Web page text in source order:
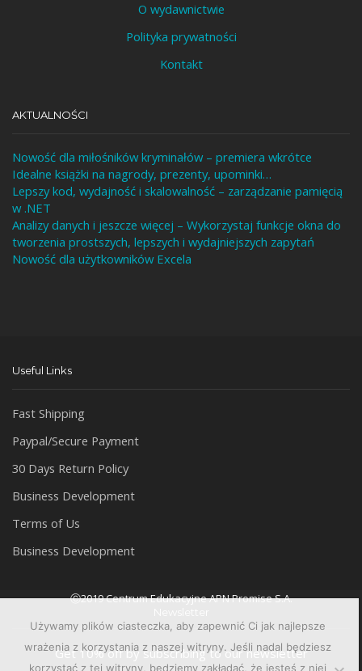
O wydawnictwie
Polityka prywatności
Kontakt
AKTUALNOŚCI
Nowość dla miłośników kryminałów – premiera wkrótce
Idealne książki na nagrody, prezenty, upominki…
Lepszy kod, wydajność i skalowalność – zarządzanie pamięcią
w .NET
Analizy danych i jeszcze więcej – Wykorzystaj funkcje okna do
tworzenia prostszych, lepszych i wydajniejszych zapytań
Nowość dla użytkowników Excela
Useful Links
Fast Shipping
Paypal/Secure Payment
30 Days Return Policy
Business Development
Terms of Us
Business Development
Ⓒ2019 Centrum Edukacyjne APN Promise S.A.
Get 10% off by subscribing to our newsletter
Używamy plików ciasteczka, aby zapewnić Ci jak najlepsze
wrażenia z korzystania z naszej witryny. Jeśli nadal będziesz
korzystać z tej witryny, będziemy zakładać, że jesteś z niej